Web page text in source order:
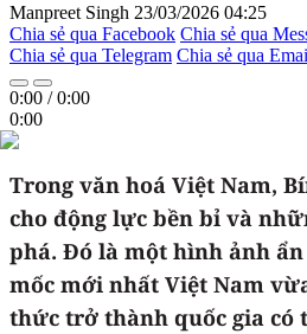
Manpreet Singh 23/03/2026 04:25
Chia sẻ qua Facebook Chia sẻ qua
Chia sẻ qua Telegram Chia sẻ qua
0:00 /0:00
0:00
Trong văn hoá Việt Nam,
cho động lực bền bỉ và
phá. Đó là một hình ảnh
mốc mới nhất Việt Nam
thức trở thành quốc gia có